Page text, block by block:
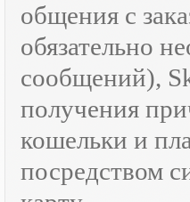
общения с
обязательно
сообщений),
получения
кошельки и
посредством